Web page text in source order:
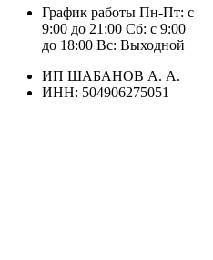
График работы Пн-Пт: с
9:00 до 21:00 Сб: с 9:00
до 18:00 Вс: Выходной
ИП ШАБАНОВ А. А.
ИНН: 504906275051